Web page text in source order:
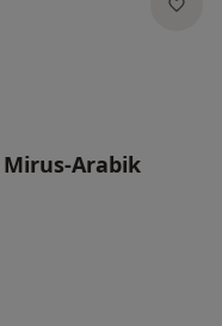
Arabik